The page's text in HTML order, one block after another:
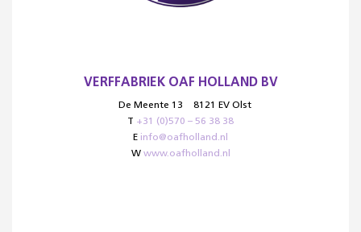
VERFFABRIEK OAF HOLLAND BV
De Meente 13
8121 EV Olst
T +31 (0)570 – 56 38 38
E info@oafholland.nl
W www.oafholland.nl